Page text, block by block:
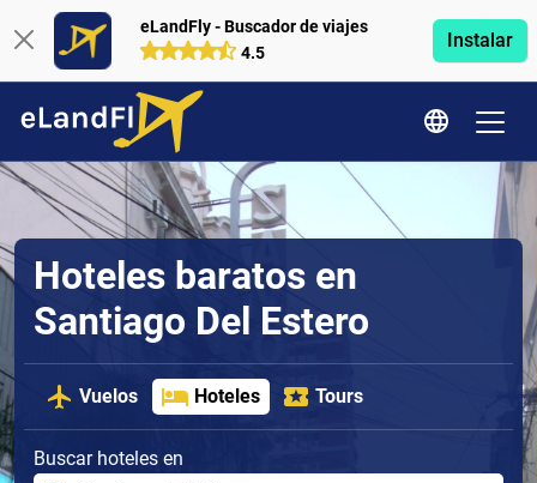
eLandFly - Buscador de viajes
4.5
Instalar
Hoteles baratos en
Santiago Del Estero
Vuelos Hoteles Tours
Buscar hoteles en